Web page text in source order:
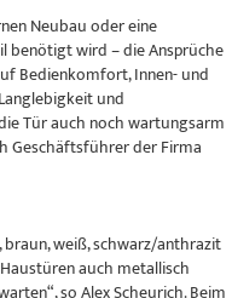
Neubau oder eine
benötigt wird – die Ansprüche
Bedienkomfort, Innen- und
und
Tür auch noch wartungsarm
Geschäftsführer der Firma
weiß, schwarz/anthrazit
auch metallisch